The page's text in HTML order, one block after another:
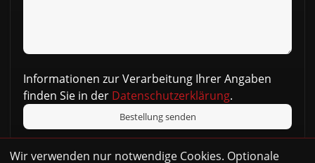
Informationen zur Verarbeitung Ihrer Angaben
finden Sie in der Datenschutzerklärung.
Wir verwenden nur notwendige Cookies. Optionale